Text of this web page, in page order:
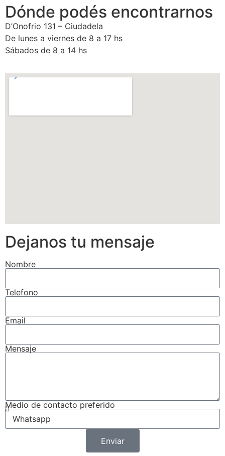
Dónde podés encontrarnos
D’Onofrio 131 – Ciudadela
De lunes a viernes de 8 a 17 hs
Sábados de 8 a 14 hs
Dejanos tu mensaje
Nombre
Telefono
Email
Mensaje
Medio de contacto preferido
Enviar